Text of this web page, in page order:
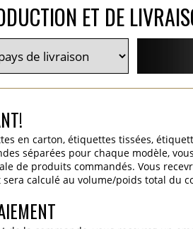
ET DE
en carton, étiquettes tissées,
séparées pour chaque modèle,
de produits commandés. Vous
calculé au volume/poids total du